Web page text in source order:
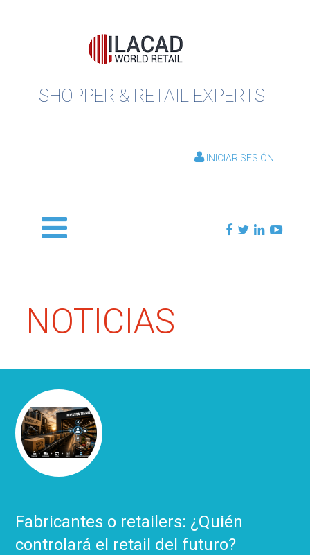
SHOPPER & RETAIL EXPERTS
INICIAR SESIÓN
NOTICIAS
Fabricantes o retailers: ¿Quién
controlará el retail del futuro?